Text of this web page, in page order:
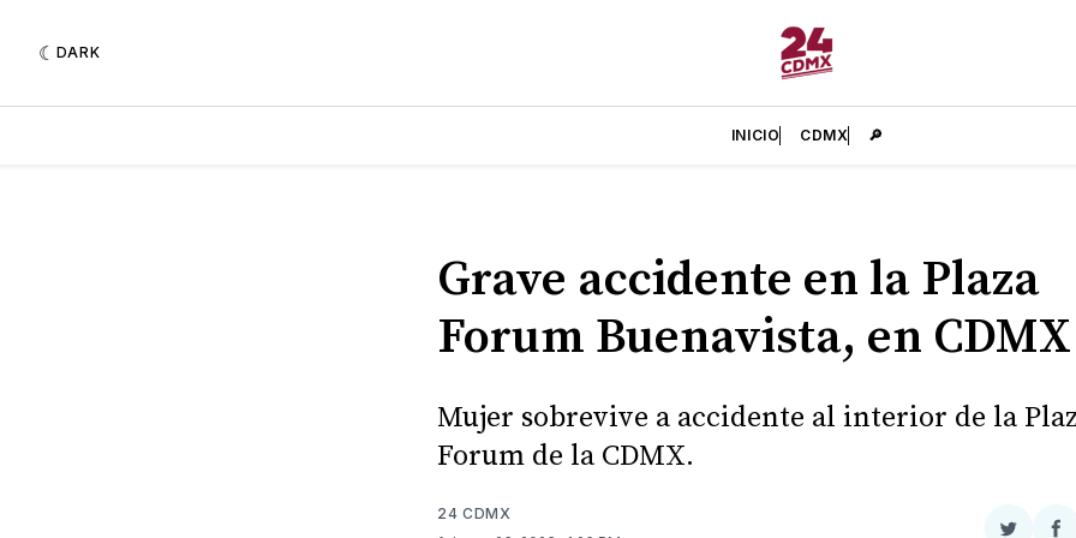
DARK
INICIO CDMX 🔎
Grave accidente en la Plaza
Forum Buenavista, en CDMX
Mujer sobrevive a accidente al interior de la
Forum de la CDMX.
24 CDMX